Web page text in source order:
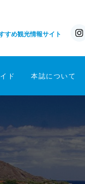
すめ観光情報サイト
ド 本誌について